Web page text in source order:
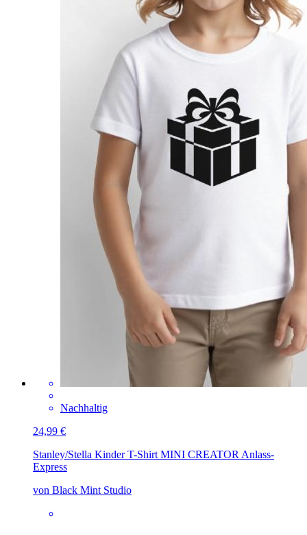
Nachhaltig
24,99 €
Stanley/Stella Kinder T-Shirt MINI CREATOR Anlass-
Express
von Black Mint Studio